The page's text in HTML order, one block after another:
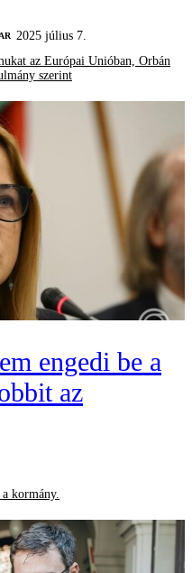
2025 július 7.
az Európai Unióban, Orbán
szerint
engedi be a
az
kormány.